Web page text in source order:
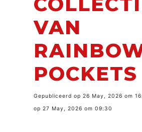
VAN
POCKETS
Gepubliceerd op 26 May, 2026 om
op 27 May, 2026 om 09:30